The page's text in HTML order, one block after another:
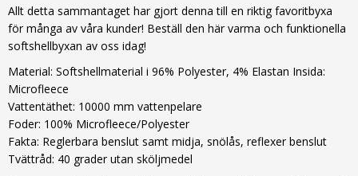
Allt detta sammantaget har gjort denna till en riktig favoritbyxa
för många av våra kunder! Beställ den här varma och funktionella
softshellbyxan av oss idag!
Material: Softshellmaterial i 96% Polyester, 4% Elastan Insida:
Microfleece
Vattentäthet: 10000 mm vattenpelare
Foder: 100% Microfleece/Polyester
Fakta: Reglerbara benslut samt midja, snölås, reflexer benslut
Tvättråd: 40 grader utan sköljmedel